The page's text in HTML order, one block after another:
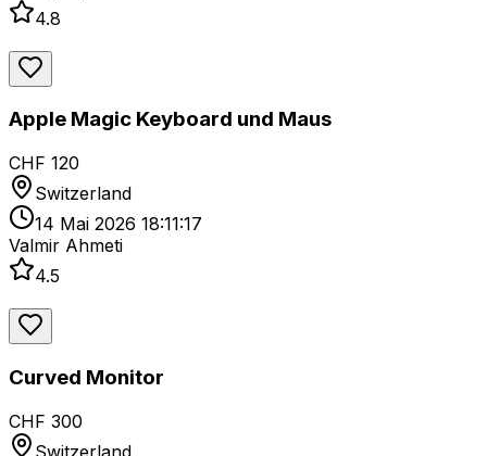
4.8
Apple Magic Keyboard und Maus
CHF 120
Switzerland
14 Mai 2026 18:11:17
Valmir Ahmeti
4.5
Curved Monitor
CHF 300
Switzerland